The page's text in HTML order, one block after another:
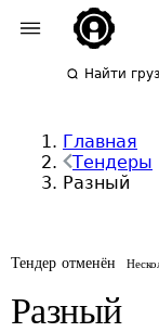
Найти
Главная
Тендеры
Разный
Тендер отменён
Разный